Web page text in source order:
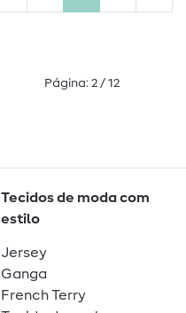
Página: 2 / 12
Tecidos de moda com
estilo
Jersey
Ganga
French Terry